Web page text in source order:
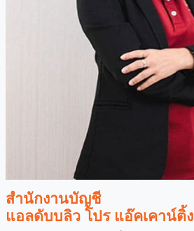
สำนักงานบัญชี
แอลดับบลิว โปร แอ๊คเคาน์ติ้ง